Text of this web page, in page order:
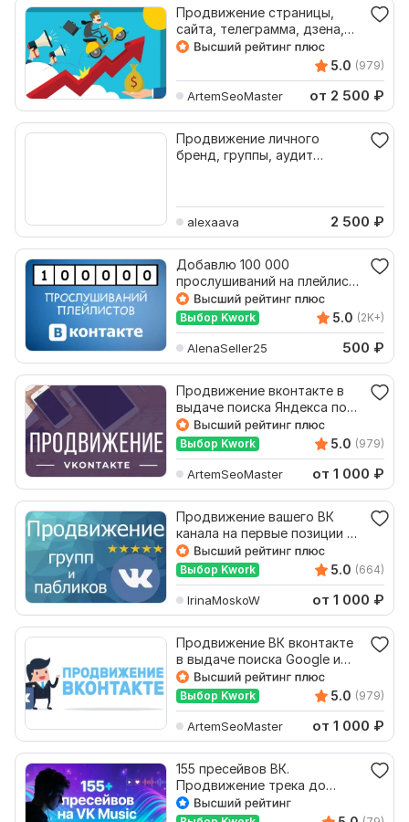
Продвижение страницы,
сайта, телеграмма, дзена,
ВК вконтакте, ссылки
5.0 (979)
ArtemSeoMaster от 2 500 ₽
Продвижение личного
бренд, группы, аудит
alexaava 2 500 ₽
Добавлю 100 000
прослушиваний на плейлист
ВКонтакте
Выбор Kwork 5.0 (2K+)
AlenaSeller25 500 ₽
Продвижение вконтакте в
выдаче поиска Яндекса по
вашим запросам
Выбор Kwork 5.0 (979)
ArtemSeoMaster от 1 000 ₽
Продвижение вашего ВК
канала на первые позиции в
Яндекс в комментариях
Выбор Kwork 5.0 (664)
IrinaMoskoW от 1 000 ₽
Продвижение ВК вконтакте
в выдаче поиска Google и
Яндекс в ТОП
Выбор Kwork 5.0 (979)
ArtemSeoMaster от 1 000 ₽
155 пресейвов ВК.
Продвижение трека до
релиза